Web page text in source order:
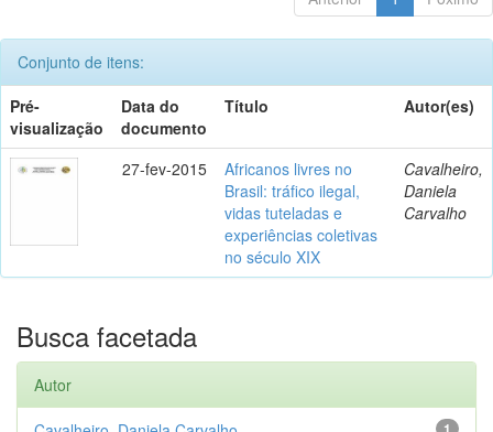
Conjunto de itens:
Pré-
visualização
Data do
documento
Título Autor(es)
27-fev-2015
Africanos livres no
Brasil: tráfico ilegal,
vidas tuteladas e
experiências coletivas
no século XIX
Cavalheiro,
Daniela
Carvalho
Busca facetada
Autor